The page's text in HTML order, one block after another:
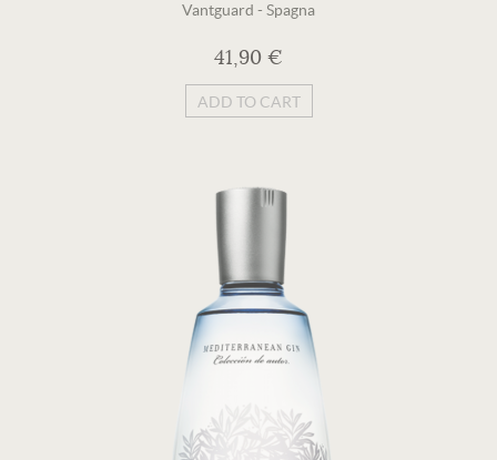
Vantguard - Spagna
41,90 €
ADD TO CART